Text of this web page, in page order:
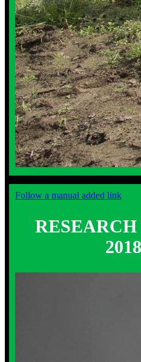
Follow a manual added link